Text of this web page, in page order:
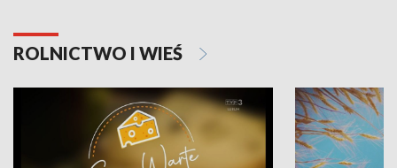
ROLNICTWO I WIEŚ